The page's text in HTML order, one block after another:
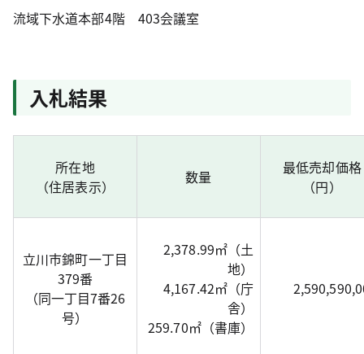
流域下水道本部4階 403会議室
入札結果
所在地
（住居表示）
数量
最低売却価格
（円）
立川市錦町一丁目
379番
（同一丁目7番26
号）
2,378.99㎡（土
地）
4,167.42㎡（庁
舎）
259.70㎡（書庫）